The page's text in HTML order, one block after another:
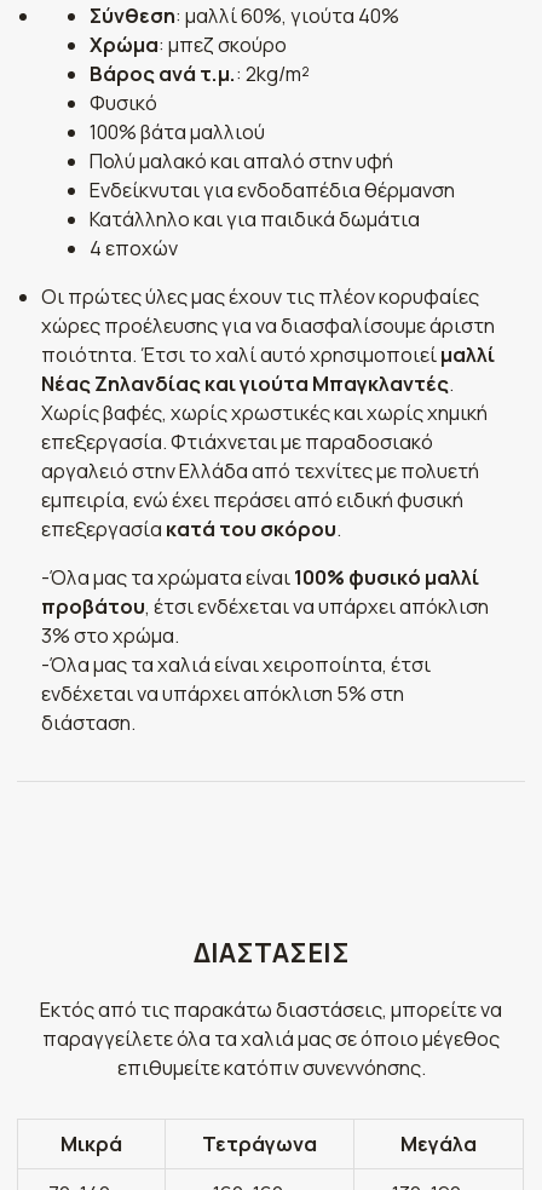
Σύνθεση: μαλλί 60%, γιούτα 40%
Χρώμα: μπεζ σκούρο
Βάρος ανά τ.μ.: 2kg/m²
Φυσικό
100% βάτα μαλλιού
Πολύ μαλακό και απαλό στην υφή
Ενδείκνυται για ενδοδαπέδια θέρμανση
Κατάλληλο και για παιδικά δωμάτια
4 εποχών
Οι πρώτες ύλες μας έχουν τις πλέον κορυφαίες
χώρες προέλευσης για να διασφαλίσουμε άριστη
ποιότητα. Έτσι το χαλί αυτό χρησιμοποιείμαλλί
Νέας Ζηλανδίας και γιούτα Μπαγκλαντές.
Χωρίς βαφές, χωρίς χρωστικές και χωρίς χημική
επεξεργασία. Φτιάχνεται με παραδοσιακό
αργαλειό στην Ελλάδα από τεχνίτες με πολυετή
εμπειρία, ενώ έχει περάσει από ειδική φυσική
επεξεργασία κατά του σκόρου.
-Όλα μας τα χρώματα είναι100% φυσικό μαλλί
προβάτου, έτσι ενδέχεται να υπάρχει απόκλιση
3% στο χρώμα.
-Όλα μας τα χαλιά είναι χειροποίητα, έτσι
ενδέχεται να υπάρχει απόκλιση 5% στη
διάσταση.
ΔΙΑΣΤΑΣΕΙΣ
Εκτός από τις παρακάτω διαστάσεις, μπορείτε να
παραγγείλετε όλα τα χαλιά μας σε όποιο μέγεθος
επιθυμείτε κατόπιν συνεννόησης.
Μικρά Τετράγωνα
Μεγάλα